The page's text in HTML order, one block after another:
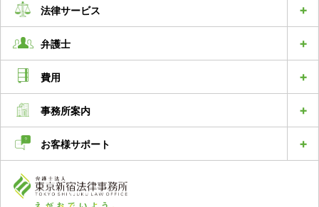
法律サービス
弁護士
費用
事務所案内
お客様サポート